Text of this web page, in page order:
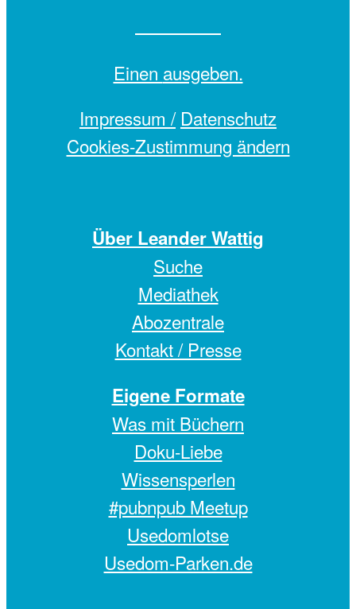
Einen ausgeben.
Impressum / Datenschutz
Cookies-Zustimmung ändern
Über Leander Wattig
Suche
Mediathek
Abozentrale
Kontakt / Presse
Eigene Formate
Was mit Büchern
Doku-Liebe
Wissensperlen
#pubnpub Meetup
Usedomlotse
Usedom-Parken.de